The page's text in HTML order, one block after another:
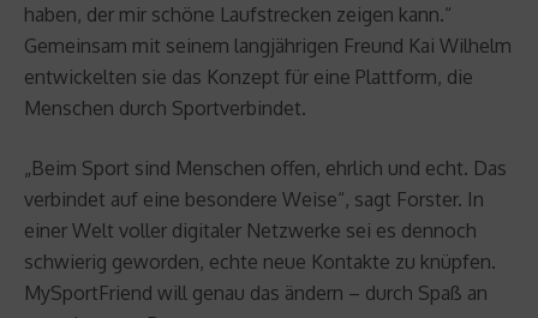
haben, der mir schöne Laufstrecken zeigen kann.“
Gemeinsam mit seinem langjährigen Freund Kai Wilhelm
entwickelten sie das Konzept für eine Plattform, die
Menschen durch Sportverbindet.
„Beim Sport sind Menschen offen, ehrlich und echt. Das
verbindet auf eine besondere Weise“, sagt Forster. In
einer Welt voller digitaler Netzwerke sei es dennoch
schwierig geworden, echte neue Kontakte zu knüpfen.
MySportFriend will genau das ändern – durch Spaß an